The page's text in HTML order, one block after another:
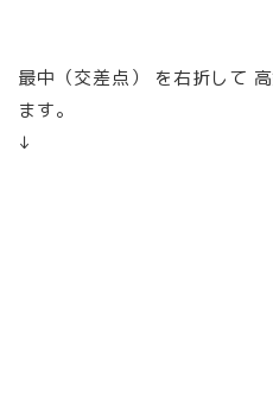
最中（交差点） を右折して
ます。
↓